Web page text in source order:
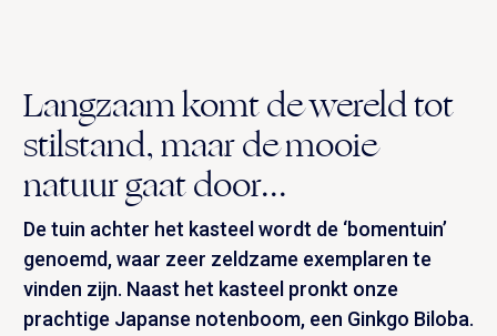
Langzaam komt de wereld tot
stilstand, maar de mooie
natuur gaat door...
De tuin achter het kasteel wordt de ‘bomentuin’
genoemd, waar zeer zeldzame exemplaren te
vinden zijn. Naast het kasteel pronkt onze
prachtige Japanse notenboom, een Ginkgo Biloba.